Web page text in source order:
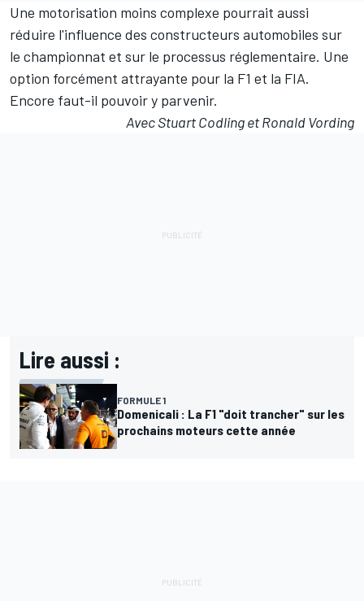
Une motorisation moins complexe pourrait aussi
réduire l'influence des constructeurs automobiles sur
le championnat et sur le processus réglementaire. Une
option forcément attrayante pour la F1 et la FIA.
Encore faut-il pouvoir y parvenir.
Avec Stuart Codling et Ronald Vording
Lire aussi :
FORMULE 1
Domenicali : La F1 "doit trancher" sur les
prochains moteurs cette année